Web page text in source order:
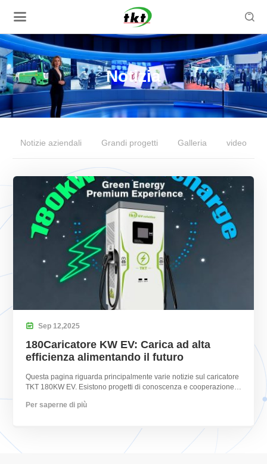

Notizia
Notizie aziendali Grandi progetti Galleria video
 Sep 12,2025
180Caricatore KW EV: Carica ad alta
efficienza alimentando il futuro
Questa pagina riguarda principalmente varie notizie sul caricatore
TKT 180KW EV. Esistono progetti di conoscenza e cooperazione
Per saperne di più